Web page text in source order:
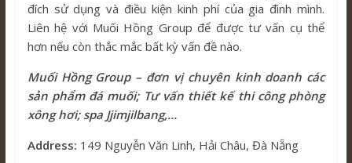
đích sử dụng và điều kiện kinh phí của gia đình mình.
Liên hệ với Muối Hồng Group để được tư vấn cụ thể
hơn nếu còn thắc mắc bất kỳ vấn đề nào.
Muối Hồng Group – đơn vị chuyên kinh doanh các
sản phẩm đá muối; Tư vấn thiết kế thi công phòng
xông hơi; spa Jjimjilbang,…
Address: 149 Nguyễn Văn Linh, Hải Châu, Đà Nẵng